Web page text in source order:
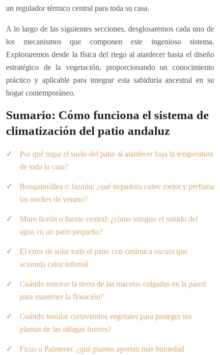
un regulador térmico central para toda su casa.
A lo largo de las siguientes secciones, desglosaremos cada uno de
los mecanismos que componen este ingenioso sistema.
Exploraremos desde la física del riego al atardecer hasta el diseño
estratégico de la vegetación, proporcionando un conocimiento
práctico y aplicable para integrar esta sabiduría ancestral en su
hogar contemporáneo.
Sumario: Cómo funciona el sistema de
climatización del patio andaluz
Por qué regar el suelo del patio al atardecer baja la temperatura
de toda la casa?
Bougainvillea o Jazmín: ¿qué trepadora cubre mejor y perfuma
las noches de verano?
Muro llorón o fuente central: ¿cómo integrar el sonido del
agua en un patio pequeño?
El error de solar todo el patio con cerámica oscura que
acumula calor infernal
Cuándo renovar la tierra de las macetas colgadas en la pared
para mantener la floración?
Cuándo instalar cortavientos vegetales para proteger tus
plantas de las ráfagas fuertes?
Ficus o Palmeras: ¿qué plantas aportan más humedad